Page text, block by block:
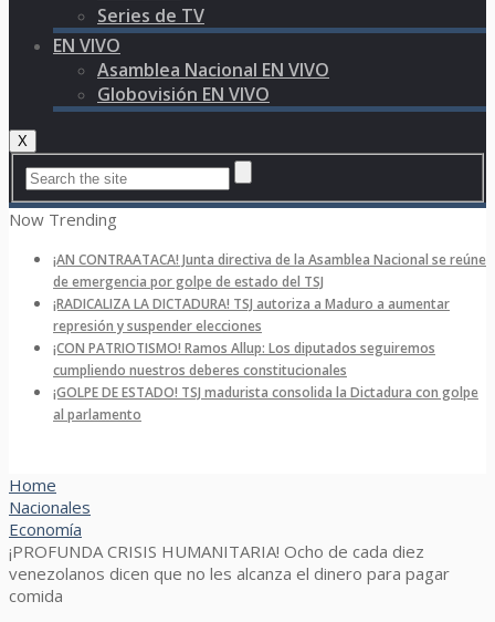
Series de TV
EN VIVO
Asamblea Nacional EN VIVO
Globovisión EN VIVO
X
Now Trending
¡AN CONTRAATACA! Junta directiva de la Asamblea Nacional se reúne
de emergencia por golpe de estado del TSJ
¡RADICALIZA LA DICTADURA! TSJ autoriza a Maduro a aumentar
represión y suspender elecciones
¡CON PATRIOTISMO! Ramos Allup: Los diputados seguiremos
cumpliendo nuestros deberes constitucionales
¡GOLPE DE ESTADO! TSJ madurista consolida la Dictadura con golpe
al parlamento
Home
Nacionales
Economía
¡PROFUNDA CRISIS HUMANITARIA! Ocho de cada diez
venezolanos dicen que no les alcanza el dinero para pagar
comida